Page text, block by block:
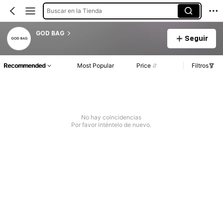
Buscar en la Tienda
GOD BAG
Seguir
Recommended Most Popular Price Filtros
No hay coincidencias
Por favor inténtelo de nuevo.